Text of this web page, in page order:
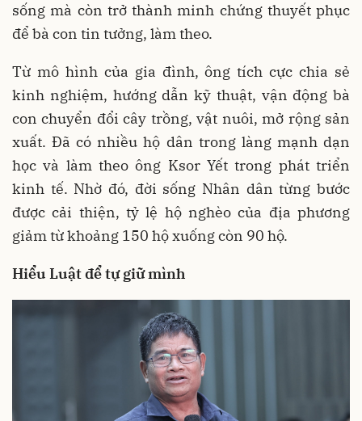
sống mà còn trở thành minh chứng thuyết phục
để bà con tin tưởng, làm theo.
Từ mô hình của gia đình, ông tích cực chia sẻ
kinh nghiệm, hướng dẫn kỹ thuật, vận động bà
con chuyển đổi cây trồng, vật nuôi, mở rộng sản
xuất. Đã có nhiều hộ dân trong làng mạnh dạn
học và làm theo ông Ksor Yết trong phát triển
kinh tế. Nhờ đó, đời sống Nhân dân từng bước
được cải thiện, tỷ lệ hộ nghèo của địa phương
giảm từ khoảng 150 hộ xuống còn 90 hộ.
Hiểu Luật để tự giữ mình